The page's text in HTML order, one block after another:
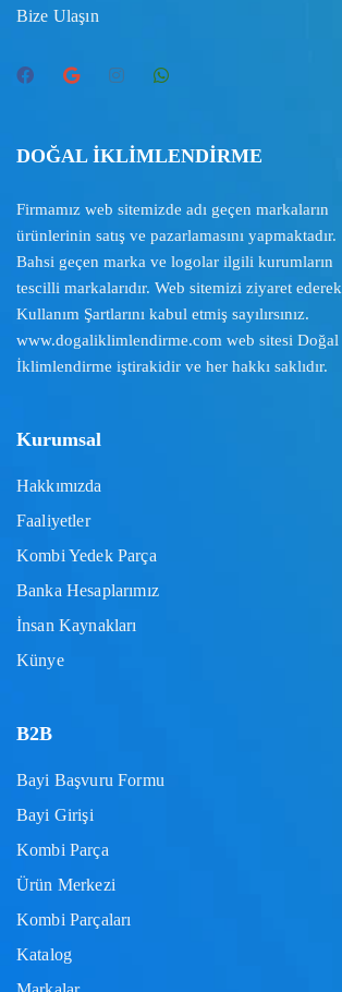
Bize Ulaşın
DOĞAL İKLİMLENDİRME
Firmamız web sitemizde adı geçen markaların
ürünlerinin satış ve pazarlamasını yapmaktadır.
Bahsi geçen marka ve logolar ilgili kurumların
tescilli markalarıdır. Web sitemizi ziyaret ederek
Kullanım Şartlarını kabul etmiş sayılırsınız.
www.dogaliklimlendirme.com web sitesi Doğal
İklimlendirme iştirakidir ve her hakkı saklıdır.
Kurumsal
Hakkımızda
Faaliyetler
Kombi Yedek Parça
Banka Hesaplarımız
İnsan Kaynakları
Künye
B2B
Bayi Başvuru Formu
Bayi Girişi
Kombi Parça
Ürün Merkezi
Kombi Parçaları
Katalog